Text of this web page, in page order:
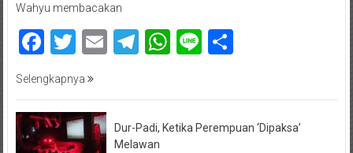
Wahyu membacakan
Facebook
Twitter
EmailTelegram
WhatsApp
LineShare
Selengkapnya
Dur-Padi, Ketika Perempuan ‘Dipaksa’
Melawan